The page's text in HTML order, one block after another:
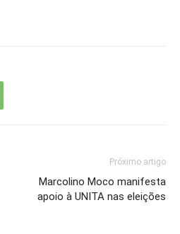
Próximo artigo
Marcolino Moco manifesta
apoio à UNITA nas eleições